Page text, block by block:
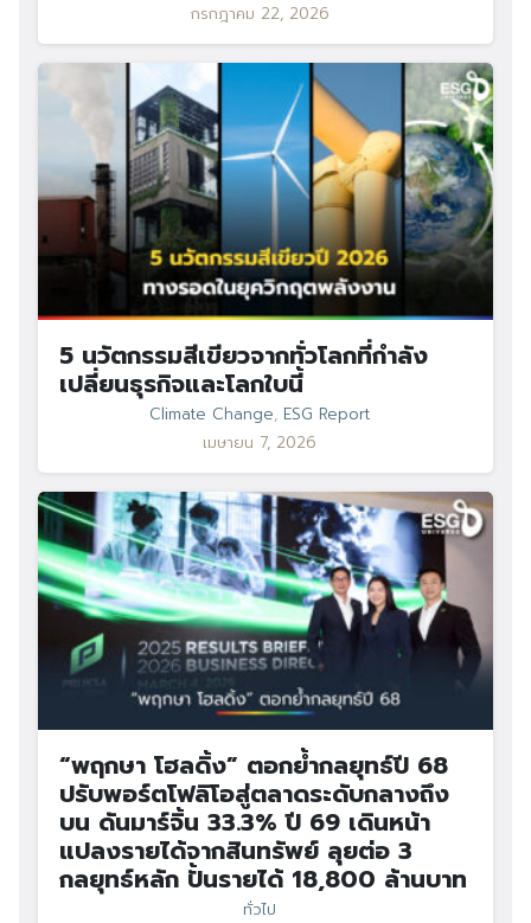
กรกฎาคม 22, 2026
5 นวัตกรรมสีเขียวจากทั่วโลกที่กำลัง
เปลี่ยนธุรกิจและโลกใบนี้
Climate Change, ESG Report
เมษายน 7, 2026
“พฤกษา โฮลดิ้ง” ตอกย้ำกลยุทธ์ปี 68
ปรับพอร์ตโฟลิโอสู่ตลาดระดับกลางถึง
บน ดันมาร์จิ้น 33.3% ปี 69 เดินหน้า
แปลงรายได้จากสินทรัพย์ ลุยต่อ 3
กลยุทธ์หลัก ปั้นรายได้ 18,800 ล้านบาท
ทั่วไป